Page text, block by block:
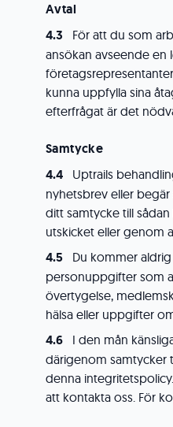
Avtal
För att du som
ansökan avseende en
kunna uppfylla sina
efterfrågat är det
Samtycke
Uptrails
nyhetsbrev eller
ditt samtycke till
utskicket eller genom
Du kommer
personuppgifter som
övertygelse,
hälsa eller uppgifter
I den mån
därigenom samtycker
denna
att kontakta oss. För